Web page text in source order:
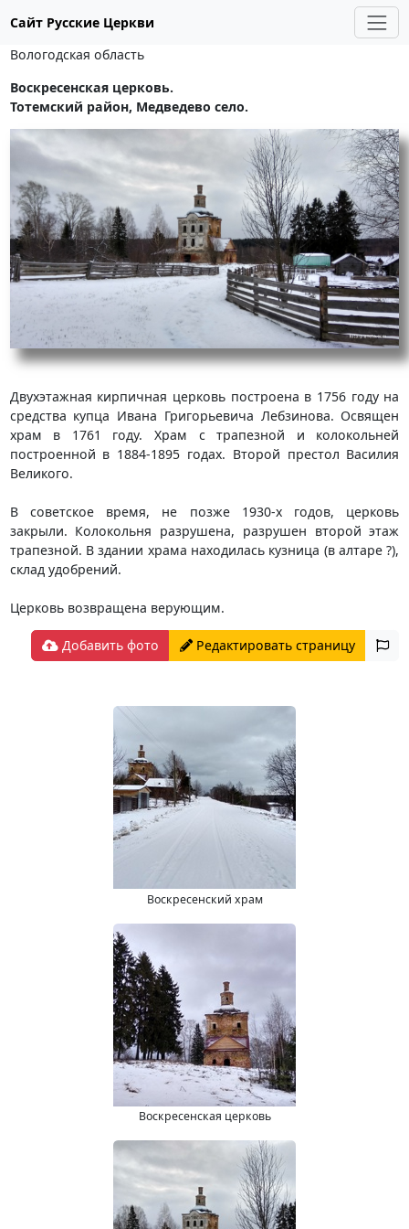
Сайт Русские Церкви
Вологодская область
Воскресенская церковь.
Тотемский район, Медведево село.
Двухэтажная кирпичная церковь построена в 1756 году на
средства купца Ивана Григорьевича Лебзинова. Освящен
храм в 1761 году. Храм с трапезной и колокольней
построенной в 1884-1895 годах. Второй престол Василия
Великого.
В советское время, не позже 1930-х годов, церковь
закрыли. Колокольня разрушена, разрушен второй этаж
трапезной. В здании храма находилась кузница (в алтаре ?),
склад удобрений.
Церковь возвращена верующим.
Добавить фото Редактировать страницу
Воскресенский храм
Воскресенская церковь